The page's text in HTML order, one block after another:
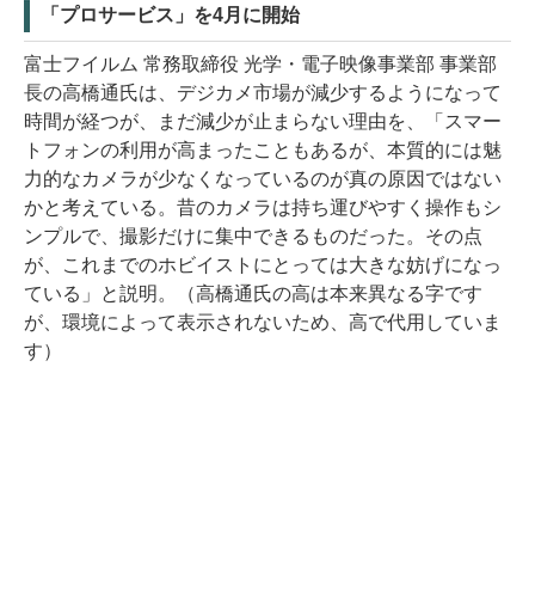
「プロサービス」を4月に開始
富士フイルム 常務取締役 光学・電子映像事業部 事業部
長の高橋通氏は、デジカメ市場が減少するようになって
時間が経つが、まだ減少が止まらない理由を、「スマー
トフォンの利用が高まったこともあるが、本質的には魅
力的なカメラが少なくなっているのが真の原因ではない
かと考えている。昔のカメラは持ち運びやすく操作もシ
ンプルで、撮影だけに集中できるものだった。その点
が、これまでのホビイストにとっては大きな妨げになっ
ている」と説明。（高橋通氏の高は本来異なる字です
が、環境によって表示されないため、高で代用していま
す）